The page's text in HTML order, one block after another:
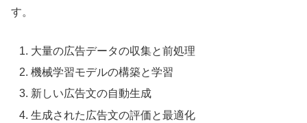
す。
大量の広告データの収集と前処理
機械学習モデルの構築と学習
新しい広告文の自動生成
生成された広告文の評価と最適化